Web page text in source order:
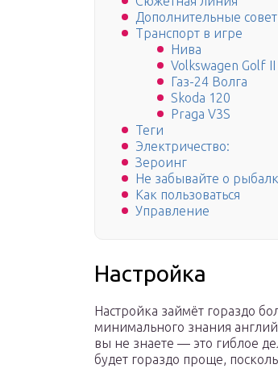
Дополнительные
Транспорт в игре
Нива
Volkswagen Golf II
Газ-24 Волга
Skoda 120
Praga V3S
Теги
Электричество:
Зероинг
Не забывайте о
Как пользоваться
Управление
Настройка
Настройка займёт гораздо
минимального знания
вы не знаете — это гиблое
будет гораздо проще,